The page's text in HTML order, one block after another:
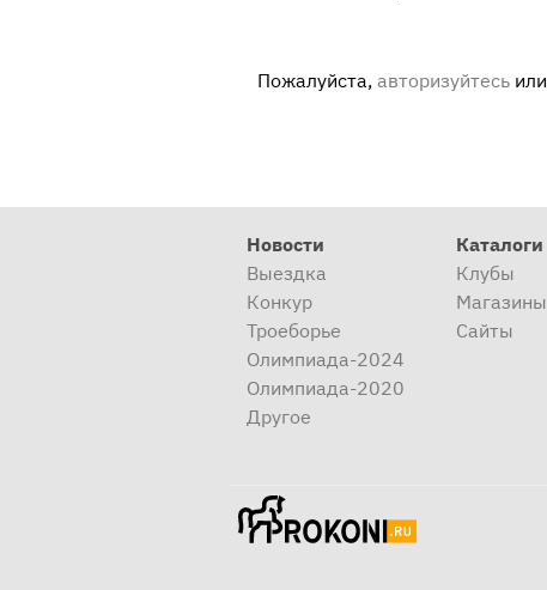
Пожалуйста, авторизуйтесь или
Новости
Выездка
Конкур
Троеборье
Олимпиада-2024
Олимпиада-2020
Другое
Каталоги
Клубы
Магазины
Сайты